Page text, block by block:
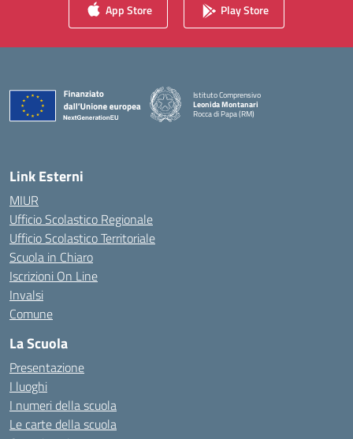
App Store Play Store
Istituto Comprensivo
Leonida Montanari
Rocca di Papa (RM)
— Visita la pagina iniziale della scuola
Link Esterni
MIUR
Ufficio Scolastico Regionale
Ufficio Scolastico Territoriale
Scuola in Chiaro
Iscrizioni On Line
Invalsi
Comune
La Scuola
Presentazione
I luoghi
I numeri della scuola
Le carte della scuola